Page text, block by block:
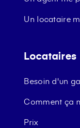
Un locataire
Locataires
Besoin d'un
Comment ça
Prix